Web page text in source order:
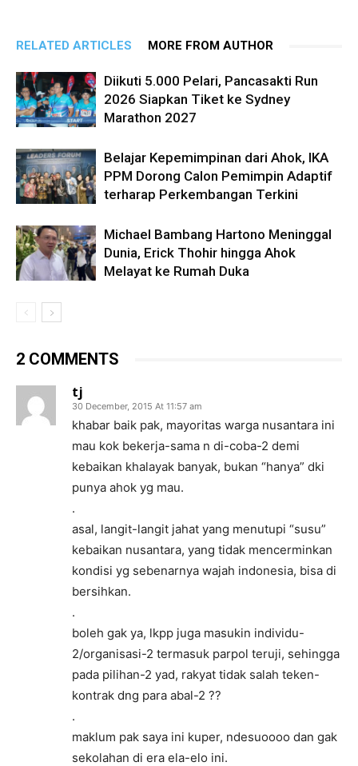
RELATED ARTICLES MORE FROM AUTHOR
Diikuti 5.000 Pelari, Pancasakti Run
2026 Siapkan Tiket ke Sydney
Marathon 2027
Belajar Kepemimpinan dari Ahok, IKA
PPM Dorong Calon Pemimpin Adaptif
terharap Perkembangan Terkini
Michael Bambang Hartono Meninggal
Dunia, Erick Thohir hingga Ahok
Melayat ke Rumah Duka
2 COMMENTS
tj
30 December, 2015 At 11:57 am
khabar baik pak, mayoritas warga nusantara ini
mau kok bekerja-sama n di-coba-2 demi
kebaikan khalayak banyak, bukan “hanya” dki
punya ahok yg mau.
.
asal, langit-langit jahat yang menutupi “susu”
kebaikan nusantara, yang tidak mencerminkan
kondisi yg sebenarnya wajah indonesia, bisa di
bersihkan.
.
boleh gak ya, lkpp juga masukin individu-
2/organisasi-2 termasuk parpol teruji, sehingga
pada pilihan-2 yad, rakyat tidak salah teken-
kontrak dng para abal-2 ??
.
maklum pak saya ini kuper, ndesuoooo dan gak
sekolahan di era ela-elo ini.